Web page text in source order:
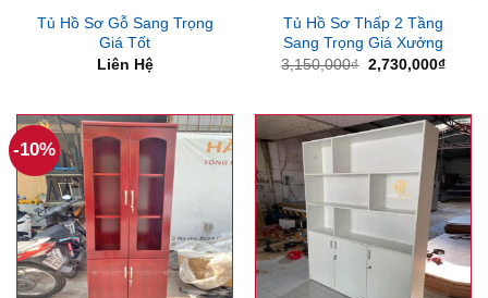
Tủ Hồ Sơ Gỗ Sang Trọng
Giá Tốt
Liên Hệ
Tủ Hồ Sơ Thấp 2 Tầng
Sang Trọng Giá Xưởng
3,150,000₫ Giá
gốc
2,730,000₫Giá
-10%